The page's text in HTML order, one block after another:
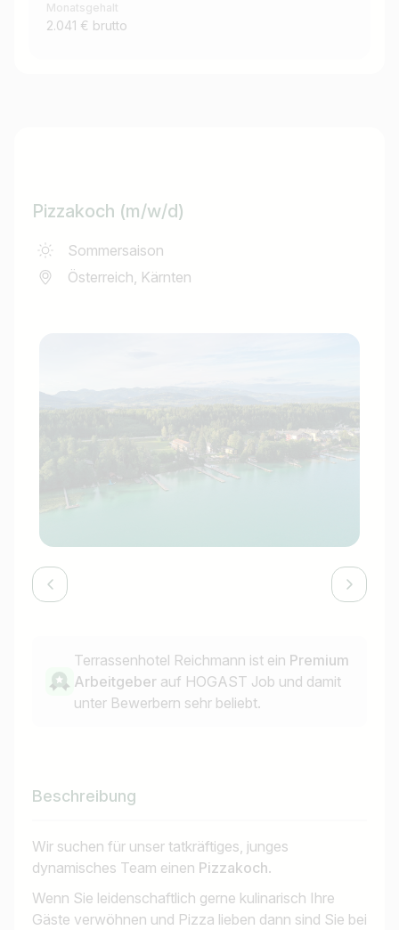
Monatsgehalt
2.041 € brutto
Pizzakoch (m/w/d)
Sommersaison
Österreich, Kärnten
Terrassenhotel Reichmann ist ein Premium
Arbeitgeber auf HOGAST Job und damit
unter Bewerbern sehr beliebt.
Beschreibung
Wir suchen für unser tatkräftiges, junges
dynamisches Team einen Pizzakoch.
Wenn Sie leidenschaftlich gerne kulinarisch Ihre
Gäste verwöhnen und Pizza lieben dann sind Sie bei